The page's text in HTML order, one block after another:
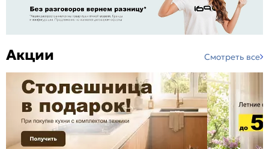
Акции Смотреть все